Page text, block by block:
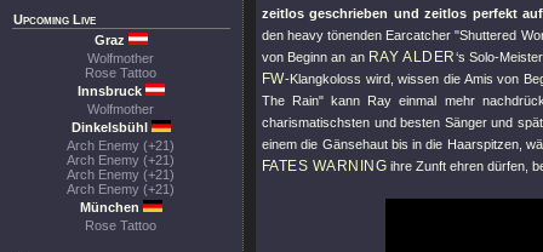
Upcoming Live
Graz
Wolfmother
Rose Tattoo
Innsbruck
Wolfmother
Dinkelsbühl
Arch Enemy (+21)
Arch Enemy (+21)
Arch Enemy (+21)
Arch Enemy (+21)
München
Rose Tattoo
zeitlos geschrieben und zeitlos perfekt
den heavy tönenden Earcatcher"Shuttered
von Beginn an an RAY ALDER‘s Solo-
FW-Klangkoloss wird, wissen die Amis von
The Rain" kann Ray einmal mehr
charismatischsten und besten Sänger und
einem die Gänsehaut bis in die Haarspitzen,
FATES WARNING ihre Zunft ehren dürfen,